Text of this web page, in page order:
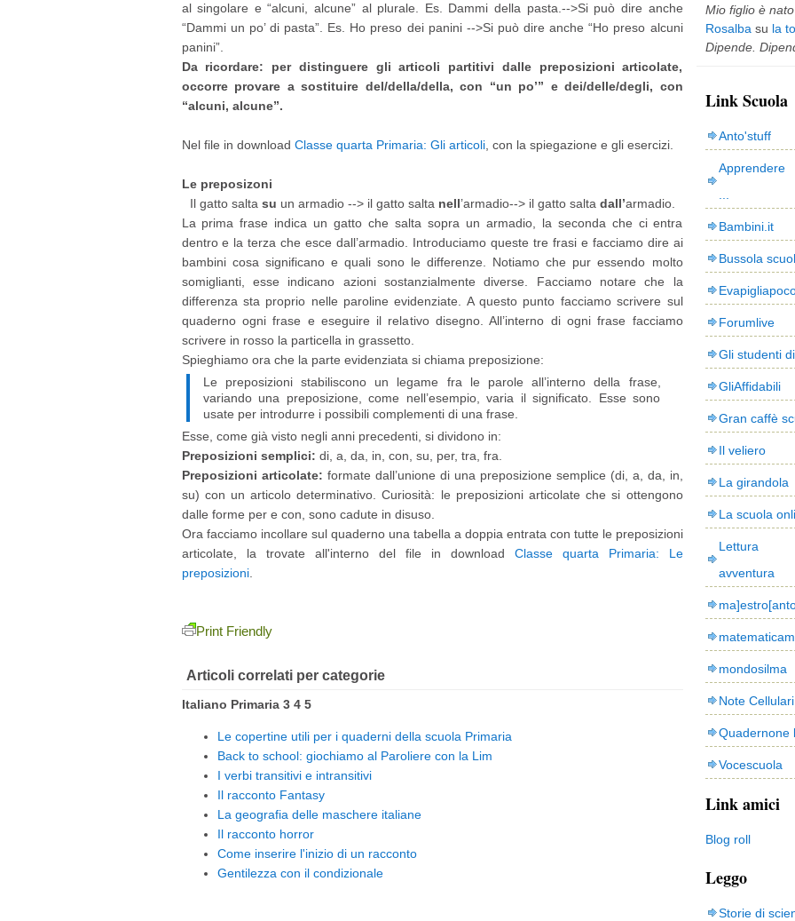
al singolare e “alcuni, alcune” al plurale. Es. Dammi della pasta.-->Si può dire anche
“Dammi un po’ di pasta”. Es. Ho preso dei panini -->Si può dire anche “Ho preso alcuni
panini”.
Da ricordare: per distinguere gli articoli partitivi dalle preposizioni articolate,
occorre provare a sostituire del/della/della, con “un po’” e dei/delle/degli, con
“alcuni, alcune”.
Nel file in download Classe quarta Primaria: Gli articoli, con la spiegazione e gli esercizi.
Le preposizoni
Il gatto salta su un armadio --> il gatto salta nell’armadio--> il gatto salta dall’armadio.
La prima frase indica un gatto che salta sopra un armadio, la seconda che ci entra
dentro e la terza che esce dall’armadio. Introduciamo queste tre frasi e facciamo dire ai
bambini cosa significano e quali sono le differenze. Notiamo che pur essendo molto
somiglianti, esse indicano azioni sostanzialmente diverse. Facciamo notare che la
differenza sta proprio nelle paroline evidenziate. A questo punto facciamo scrivere sul
quaderno ogni frase e eseguire il relativo disegno. All’interno di ogni frase facciamo
scrivere in rosso la particella in grassetto.
Spieghiamo ora che la parte evidenziata si chiama preposizione:
Le preposizioni stabiliscono un legame fra le parole all’interno della frase,
variando una preposizione, come nell’esempio, varia il significato. Esse sono
usate per introdurre i possibili complementi di una frase.
Esse, come già visto negli anni precedenti, si dividono in:
Preposizioni semplici: di, a, da, in, con, su, per, tra, fra.
Preposizioni articolate: formate dall’unione di una preposizione semplice (di, a, da, in,
su) con un articolo determinativo. Curiosità: le preposizioni articolate che si ottengono
dalle forme per e con, sono cadute in disuso.
Ora facciamo incollare sul quaderno una tabella a doppia entrata con tutte le preposizioni
articolate, la trovate all'interno del file in download Classe quarta Primaria: Le
preposizioni.
Print Friendly
Articoli correlati per categorie
Italiano Primaria 3 4 5
Le copertine utili per i quaderni della scuola Primaria
Back to school: giochiamo al Paroliere con la Lim
I verbi transitivi e intransitivi
Il racconto Fantasy
La geografia delle maschere italiane
Il racconto horror
Come inserire l'inizio di un racconto
Gentilezza con il condizionale
Mio figlio è nato
Rosalba su la
Dipende.
Link Scuola
Anto'stuff
Bambini.it
Bussola
Forumlive
Gli studenti
GliAffidabili
Gran caffè
Il veliero
La girandola
La scuola
avventura
mondosilma
Note Cellulari
Quadernone
Vocescuola
Link amici
Blog roll
Leggo
Storie di